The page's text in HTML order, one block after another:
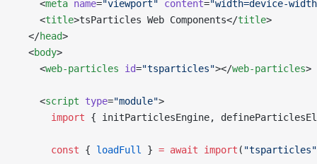
    <
meta name="viewport" content="width=device-
    <
title>tsParticles Web Components</title>
  </
head>
  <
body>
    <
web-particles id="tsparticles"></web-particles>
    <
script type="module">
      import
{ initParticlesEngine,
      const
{ loadFull } = await import ( "tsparticles"